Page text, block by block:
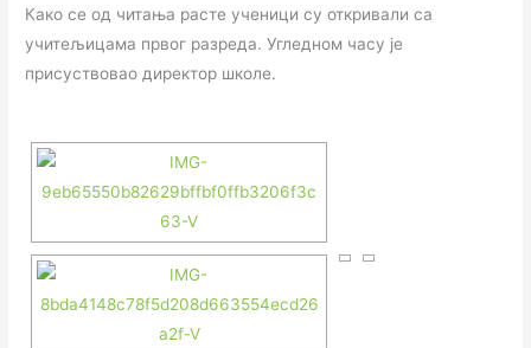
Како се од читања расте ученици су откривали са
учитељицама првог разреда. Угледном часу је
присуствовао директор школе.